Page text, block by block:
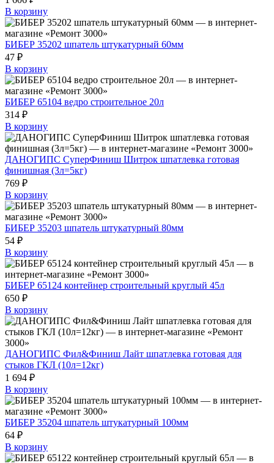
В корзину
БИБЕР 35202 шпатель штукатурный 60мм
47 ₽
В корзину
БИБЕР 65104 ведро строительное 20л
314 ₽
В корзину
ДАНОГИПС СуперФиниш Шитрок шпатлевка готовая
финишная (3л=5кг)
769 ₽
В корзину
БИБЕР 35203 шпатель штукатурный 80мм
54 ₽
В корзину
БИБЕР 65124 контейнер строительный круглый 45л
650 ₽
В корзину
ДАНОГИПС Фил&Финиш Лайт шпатлевка готовая для
стыков ГКЛ (10л=12кг)
1 694 ₽
В корзину
БИБЕР 35204 шпатель штукатурный 100мм
64 ₽
В корзину